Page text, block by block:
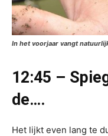
In het voorjaar vangt
12:45 –
de….
Het lijkt even lang te